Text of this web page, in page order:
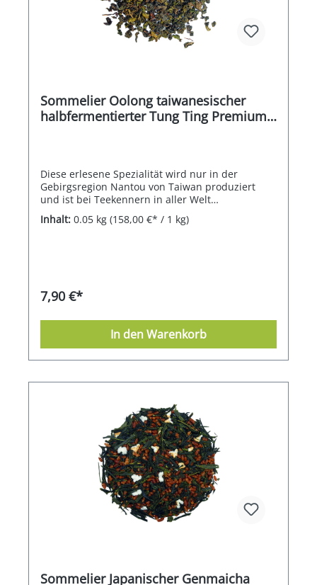
Sommelier Oolong taiwanesischer
halbfermentierter Tung Ting Premium
Diese erlesene Spezialität wird nur in der
Gebirgsregion Nantou von Taiwan produziert
und ist bei Teekennern in aller Welt
hochgeschätzt. Sie wird nur kurz anfermentiert
und im Gegensatz zu ihren Namensvettern fest
Oolongs, die mehr durch herbe Tiefe und
würzige Kraft überzeugen. Das Blattgut leuchtet
bernsteinfarben. Im ersten Aufguss sehr
lebendig, erinnert an den Duft von
Pfirsichblüten.
Inhalt: 0.05 kg (158,00 €* / 1 kg)
7,90 €*
In den Warenkorb
Sommelier Japanischer Genmaicha